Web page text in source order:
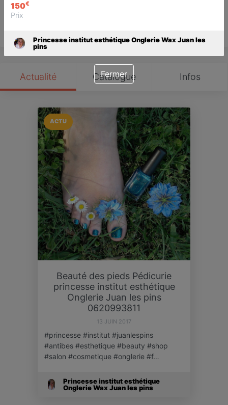
Actualité Catalogue Infos
ACTU
Beauté des pieds Pédicurie
princesse institut esthétique
Onglerie Juan les pins
0620993811
13 JUIN 2017
#princesse #institut #juanlespins
#antibes #esthetique #beauty #shop
#salon #cosmetique #onglerie #f…
Princesse institut esthétique
Onglerie Wax Juan les pins
150€
Prix
Princesse institut esthétique Onglerie Wax Juan les
pins
Fermer